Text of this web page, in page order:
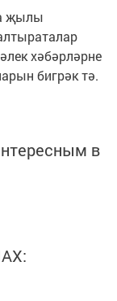
җылы
хәбәрләрне
бигрәк тә.
в